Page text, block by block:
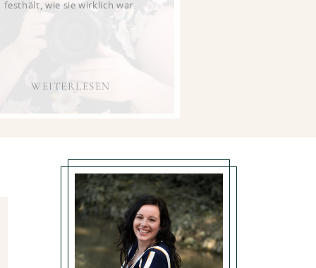
festhält, wie sie wirklich war.
WEITERLESEN